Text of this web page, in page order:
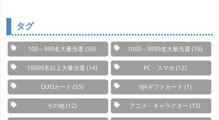
タグ
100～999名大量当選 (59) 1000～9999名大量当選 (16)
10000名以上大量当選 (14) PC・スマホ (12)
QUOカード (55) VJAギフトカード (1)
その他(12) アニメ・キャラクター (15)